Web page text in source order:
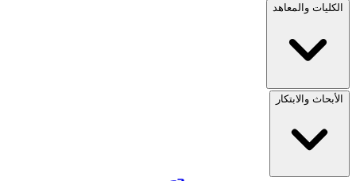
الكليات والمعاهد
الأبحاث والابتكار